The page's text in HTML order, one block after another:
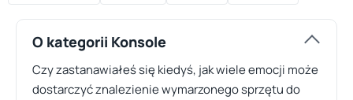
O kategorii Konsole
Czy zastanawiałeś się kiedyś, jak wiele emocji może
dostarczyć znalezienie wymarzonego sprzętu do